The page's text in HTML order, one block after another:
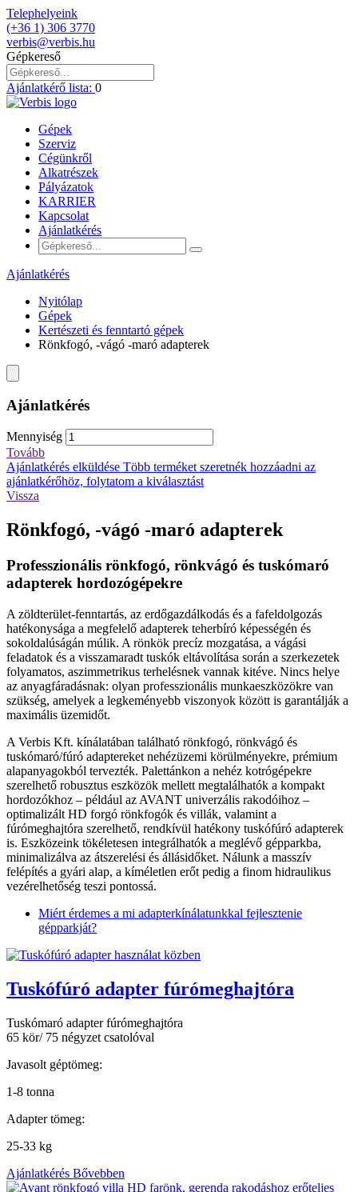
Telephelyeink
(+36 1) 306 3770
verbis@verbis.hu
Gépkereső
Ajánlatkérő lista: 0
Gépek
Szerviz
Cégünkről
Alkatrészek
Pályázatok
KARRIER
Kapcsolat
Ajánlatkérés
Ajánlatkérés
Nyitólap
Gépek
Kertészeti és fenntartó gépek
Rönkfogó, -vágó -maró adapterek
Ajánlatkérés
Mennyiség
Tovább
Ajánlatkérés elküldése Több terméket szeretnék hozzáadni az
ajánlatkérőhöz, folytatom a kiválasztást
Vissza
Rönkfogó, -vágó -maró adapterek
Professzionális rönkfogó, rönkvágó és tuskómaró
adapterek hordozógépekre
A zöldterület-fenntartás, az erdőgazdálkodás és a fafeldolgozás
hatékonysága a megfelelő adapterek teherbíró képességén és
sokoldalúságán múlik. A rönkök precíz mozgatása, a vágási
feladatok és a visszamaradt tuskók eltávolítása során a szerkezetek
folyamatos, aszimmetrikus terhelésnek vannak kitéve. Nincs helye
az anyagfáradásnak: olyan professzionális munkaeszközökre van
szükség, amelyek a legkeményebb viszonyok között is garantálják a
maximális üzemidőt.
A Verbis Kft. kínálatában található rönkfogó, rönkvágó és
tuskómaró/fúró adaptereket nehézüzemi körülményekre, prémium
alapanyagokból tervezték. Palettánkon a nehéz kotrógépekre
szerelhető robusztus eszközök mellett megtalálhatók a kompakt
hordozókhoz – például az AVANT univerzális rakodóihoz –
optimalizált HD forgó rönkfogók és villák, valamint a
fúrómeghajtóra szerelhető, rendkívül hatékony tuskófúró adapterek
is. Eszközeink tökéletesen integrálhatók a meglévő gépparkba,
minimalizálva az átszerelési és állásidőket. Nálunk a masszív
felépítés a gyári alap, a kíméletlen erőt pedig a finom hidraulikus
vezérelhetőség teszi pontossá.
Miért érdemes a mi adapterkínálatunkkal fejlesztenie
gépparkját?
Tuskófúró adapter fúrómeghajtóra
Tuskómaró adapter fúrómeghajtóra
65 kör/ 75 négyzet csatolóval
Javasolt géptömeg:
1-8 tonna
Adapter tömeg:
25-33 kg
Ajánlatkérés Bővebben